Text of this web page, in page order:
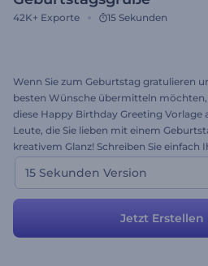
42K+ Exporte 15 Sekunden
Wenn Sie zum Geburtstag gratulieren
besten Wünsche übermitteln möchten,
diese Happy Birthday Greeting Vorlage
Leute, die Sie lieben mit einem
kreativem Glanz! Schreiben Sie einfach
hoch und wünschen Sie alles Gute!
heute! Sie ist kostenlos. Dies ist die 7
15 Sekunden Version
Jetzt Erstellen